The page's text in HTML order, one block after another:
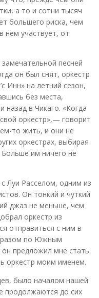
а то и сотни тысяч
большего риска, чем
нем участвует, от
песней
он был снят, оркестр
Инн» на летний сезон,
без места,
назад в Чикаго. «Когда
оркестр»,— говорит
то жить, и они не
оркестрах, выбирая
им ничего не
Луи Расселом, одним из
Он тонкий и чуткий
джаз не меньше, чем
оркестр из
отправиться с ним в
по Южным
предложил мне стать
оркестр моим именем.
было началом нашей
продолжаются до сих